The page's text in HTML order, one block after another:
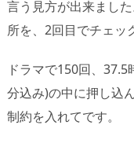
言う見方が出来まし
所を、2回目でチェッ
ドラマで150回、
分込み)の中に押し込
制約を入れてです。